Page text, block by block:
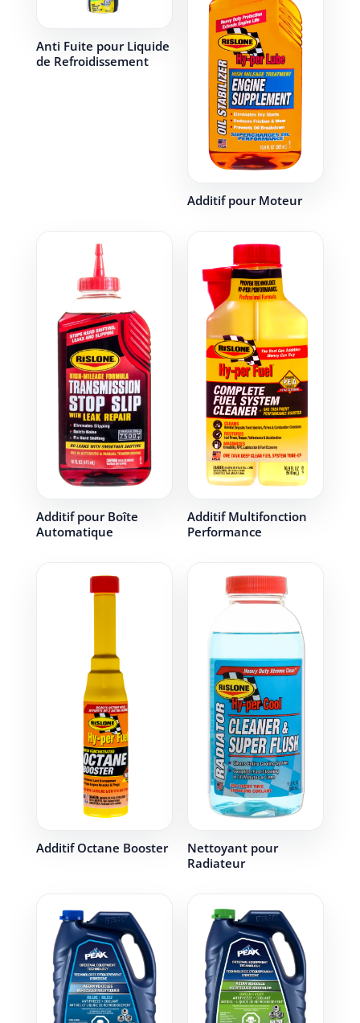
Anti Fuite pour Liquide
de Refroidissement
Additif pour Moteur
Additif pour Boîte
Automatique
Additif Multifonction
Performance
Additif Octane Booster
Nettoyant pour
Radiateur